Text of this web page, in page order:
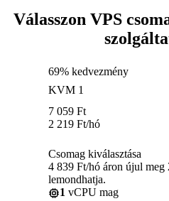
Válasszon VPS
69% kedvezmény
KVM 1
7 059 Ft
2 219 Ft/hó
Csomag kiválasztása
4 839 Ft/hó áron újul
lemondhatja.
1 vCPU mag